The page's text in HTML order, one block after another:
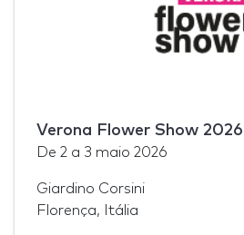
Verona Flower Show 2026
De 2 a 3 maio 2026
Giardino Corsini
Florença, Itália